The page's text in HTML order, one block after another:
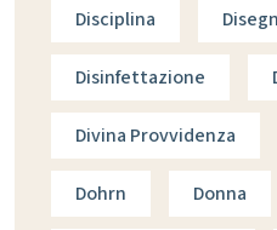
Disciplina
Disinfettazione
Divina Provvidenza
Dohrn Donna